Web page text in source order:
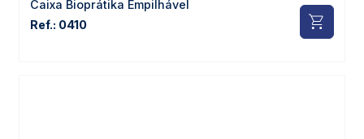
Caixa Bioprátika Empilhável
Ref.: 0410